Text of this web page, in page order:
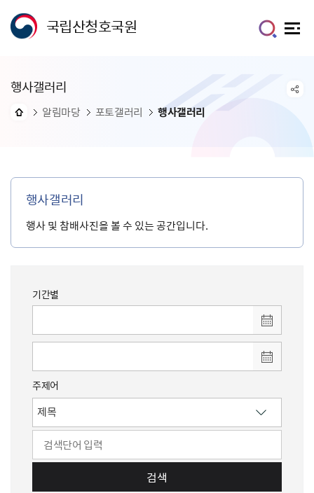
국립산청호국원
행사갤러리
알림마당 포토갤러리 행사갤러리
행사갤러리
행사 및 참배사진을 볼 수 있는 공간입니다.
기간별
주제어
검색